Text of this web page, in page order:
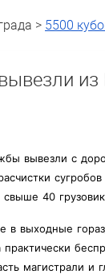
> 5500
вывезли с
40
в выходные
магистрали и